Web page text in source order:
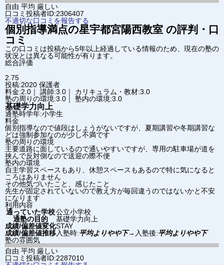
自由 平均 厳しい
口コミ投稿者ID:2306407
不適切な口コミを報告する
個別指導満点の星宇都宮陽西教室 の評判・口
コミ
この口コミは投稿から5年以上経過している情報のため、現在の塾の
状況とは異なる可能性が有ります。
総合評価
2.75
投稿:2020 保護者
料金:2.0｜ 講師:3.0｜ カリキュラム・教材:3.0
塾の周りの環境:3.0｜ 塾内の環境:3.0
基礎学力向上
通塾時学年:小学生
料金
個別指導なので値段はしょうがないですが、夏期講習や冬期講習な
どは強制参加なのが少し不満です
塾の周りの環境
主要道路に面しているので通いやすいですが、専用の駐車場が道を
挟んで反対側なので送迎の際不便
塾内の環境
自主学習スペースもあり、休憩スペースもあるので特に気になると
ころはありません
その他気づいたこと、感じたこと
先生が固定されていないので教え方が毎回違うのではないかと不安
になります
利用内容
通っていた学校公立小学校
通塾の目的
基礎学力向上
成績/偏差値変化STAY
成績/偏差値推移入塾時:平均よりやや下→ 入塾後:平均よりやや下
塾の雰囲気
自由 平均 厳しい
口コミ投稿者ID:2287010